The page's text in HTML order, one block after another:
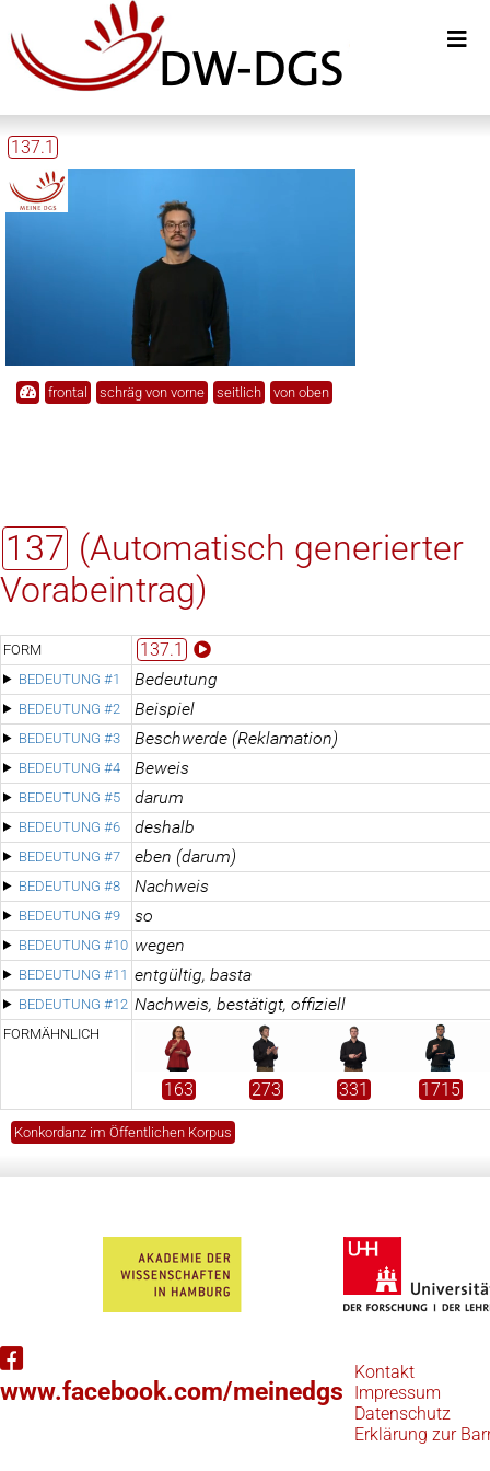
137.1
frontal schräg von vorne seitlich von oben
137 (Automatisch generierter
Vorabeintrag)
FORM 137.1
BEDEUTUNG #1 Bedeutung
BEDEUTUNG #2 Beispiel
BEDEUTUNG #3 Beschwerde (Reklamation)
BEDEUTUNG #4 Beweis
BEDEUTUNG #5 darum
BEDEUTUNG #6 deshalb
BEDEUTUNG #7 eben (darum)
BEDEUTUNG #8 Nachweis
BEDEUTUNG #9 so
BEDEUTUNG #10 wegen
BEDEUTUNG #11 entgültig, basta
BEDEUTUNG #12 Nachweis, bestätigt, offiziell
FORMÄHNLICH
163 273 331 1715
Konkordanz im Öffentlichen Korpus
www.facebook.com/meinedgs
Kontakt
Impressum
Datenschutz
Erklärung zur